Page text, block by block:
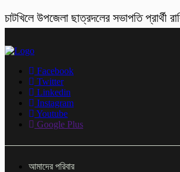
চাটখিলে উপজেলা ছাত্রদলের সভাপতি প্রার্থী
Facebook
Twitter
Linkedin
Instagram
Youtube
Google Plus
আমাদের পরিবার